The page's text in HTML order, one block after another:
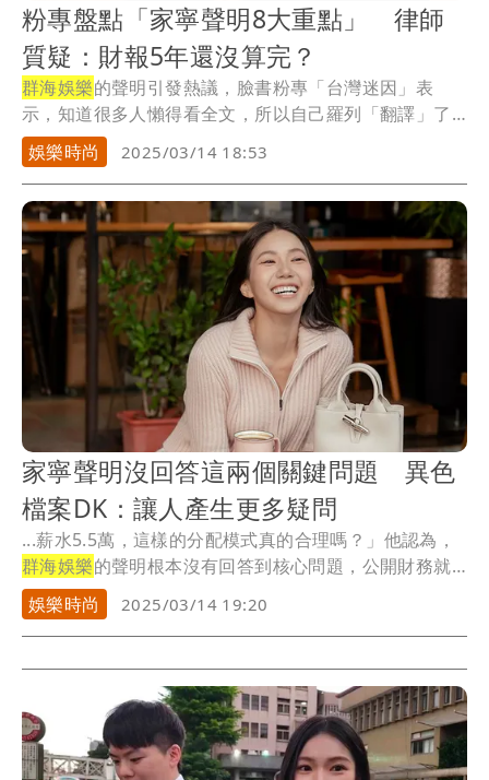
粉專盤點「家寧聲明8大重點」 律師
質疑：財報5年還沒算完？
群海娛樂的聲明引發熱議，臉書粉專「台灣迷因」表
示，知道很多人懶得看全文，所以自己羅列「翻譯」了8
個重...
娛樂時尚 2025/03/14 18:53
家寧聲明沒回答這兩個關鍵問題 異色
檔案DK：讓人產生更多疑問
...薪水5.5萬，這樣的分配模式真的合理嗎？」他認為，
群海娛樂的聲明根本沒有回答到核心問題，公開財務就
能...
娛樂時尚 2025/03/14 19:20